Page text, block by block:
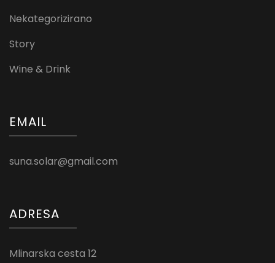
Nekategorizirano
Story
Wine & Drink
EMAIL
suna.solar@gmail.com
ADRESA
Mlinarska cesta 12